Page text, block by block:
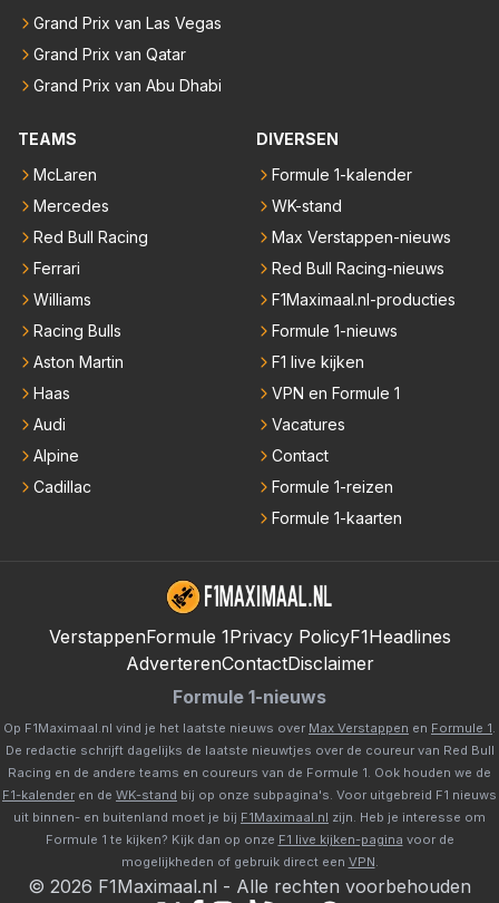
Grand Prix van Las Vegas
Grand Prix van Qatar
Grand Prix van Abu Dhabi
TEAMS
McLaren
Mercedes
Red Bull Racing
Ferrari
Williams
Racing Bulls
Aston Martin
Haas
Audi
Alpine
Cadillac
DIVERSEN
Formule 1-kalender
WK-stand
Max Verstappen-nieuws
Red Bull Racing-nieuws
F1Maximaal.nl-producties
Formule 1-nieuws
F1 live kijken
VPN en Formule 1
Vacatures
Contact
Formule 1-reizen
Formule 1-kaarten
VerstappenFormule 1Privacy PolicyF1Headlines
AdverterenContactDisclaimer
Formule 1-nieuws
Op F1Maximaal.nl vind je het laatste nieuws over Max Verstappen en Formule 1.
De redactie schrijft dagelijks de laatste nieuwtjes over de coureur van Red Bull
Racing en de andere teams en coureurs van de Formule 1. Ook houden we de
F1-kalender en de WK-stand bij op onze subpagina's. Voor uitgebreid F1 nieuws
uit binnen- en buitenland moet je bij F1Maximaal.nl zijn. Heb je interesse om
Formule 1 te kijken? Kijk dan op onze F1 live kijken-pagina voor de
mogelijkheden of gebruik direct een VPN.
© 2026 F1Maximaal.nl - Alle rechten voorbehouden